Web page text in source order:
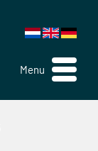
Menu